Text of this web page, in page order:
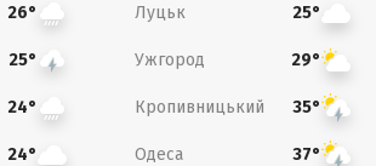
26° Луцьк 25°
25° Ужгород 29°
24° Кропивницький 35°
24° Одеса 37°